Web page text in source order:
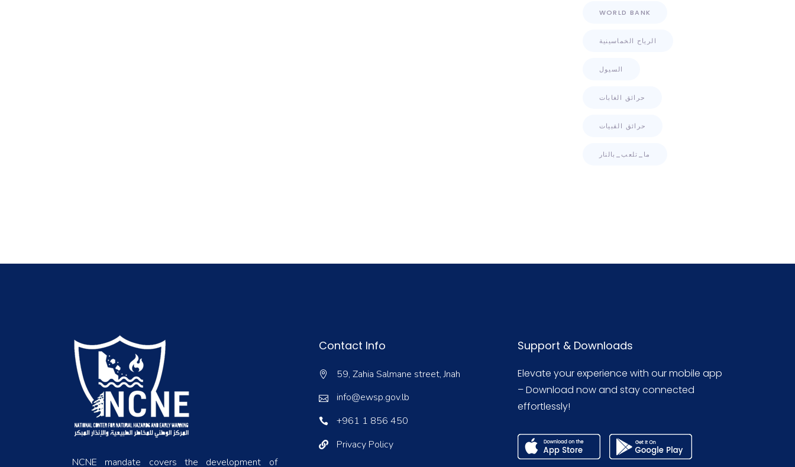
WORLD BANK
الرياح الخماسينية
السيول
حرائق الغابات
حرائق القبيات
ما_تلعب_بالنار
NCNE mandate covers the development of
Contact Info
59, Zahia Salmane street, Jnah
info@ewsp.gov.lb
+961 1 856 450
Privacy Policy
Support & Downloads
Elevate your experience with our mobile app
– Download now and stay connected
effortlessly!